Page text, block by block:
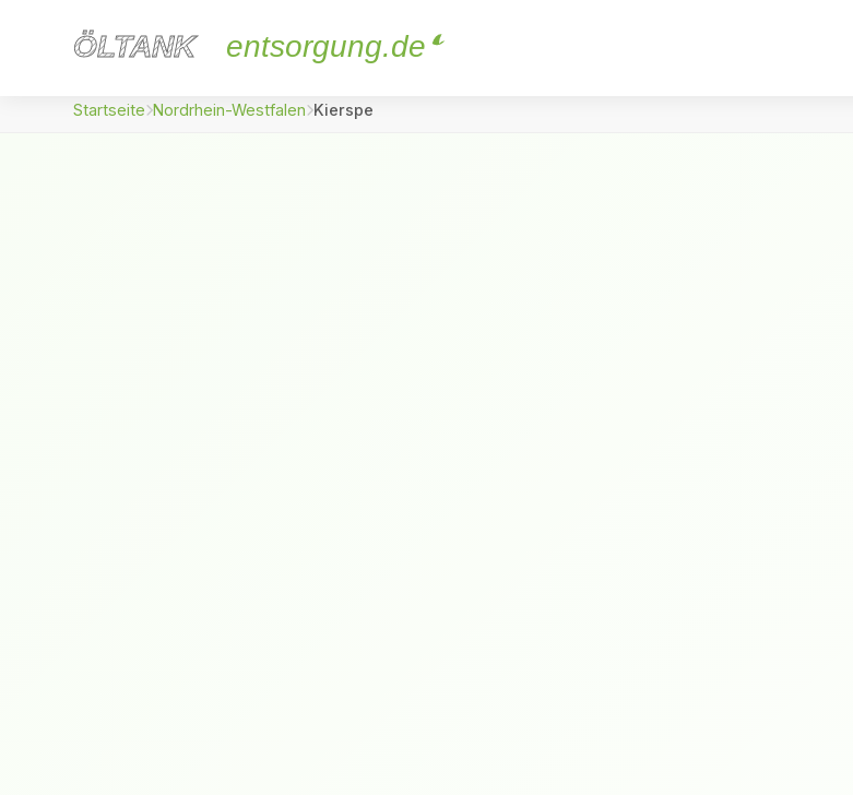
ÖLTANK
ÖLTANK entsorgung.de
Startseite Nordrhein-Westfalen Kierspe